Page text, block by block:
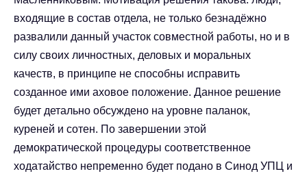
входящие в состав отдела, не только безнадёжно
развалили данный участок совместной работы, но и в
силу своих личностных, деловых и моральных
качеств, в принципе не способны исправить
созданное ими аховое положение. Данное решение
будет детально обсуждено на уровне паланок,
куреней и сотен. По завершении этой
демократической процедуры соответственное
ходатайство непременно будет подано в Синод УПЦ и